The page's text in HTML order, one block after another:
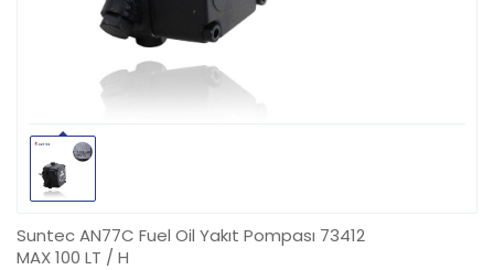
Suntec AN77C Fuel Oil Yakıt Pompası 73412
MAX 100 LT / H